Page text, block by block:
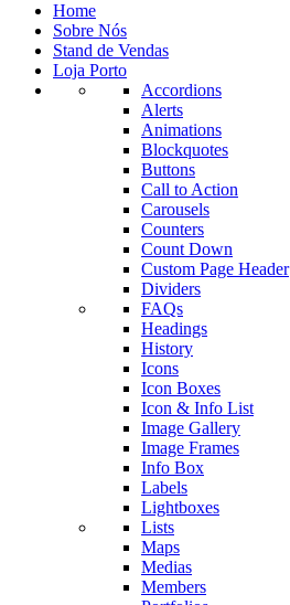
Home
Sobre Nós
Stand de Vendas
Loja Porto
Accordions
Alerts
Animations
Blockquotes
Buttons
Call to Action
Carousels
Counters
Count Down
Custom Page Header
Dividers
FAQs
Headings
History
Icons
Icon Boxes
Icon & Info List
Image Gallery
Image Frames
Info Box
Labels
Lightboxes
Lists
Maps
Medias
Members